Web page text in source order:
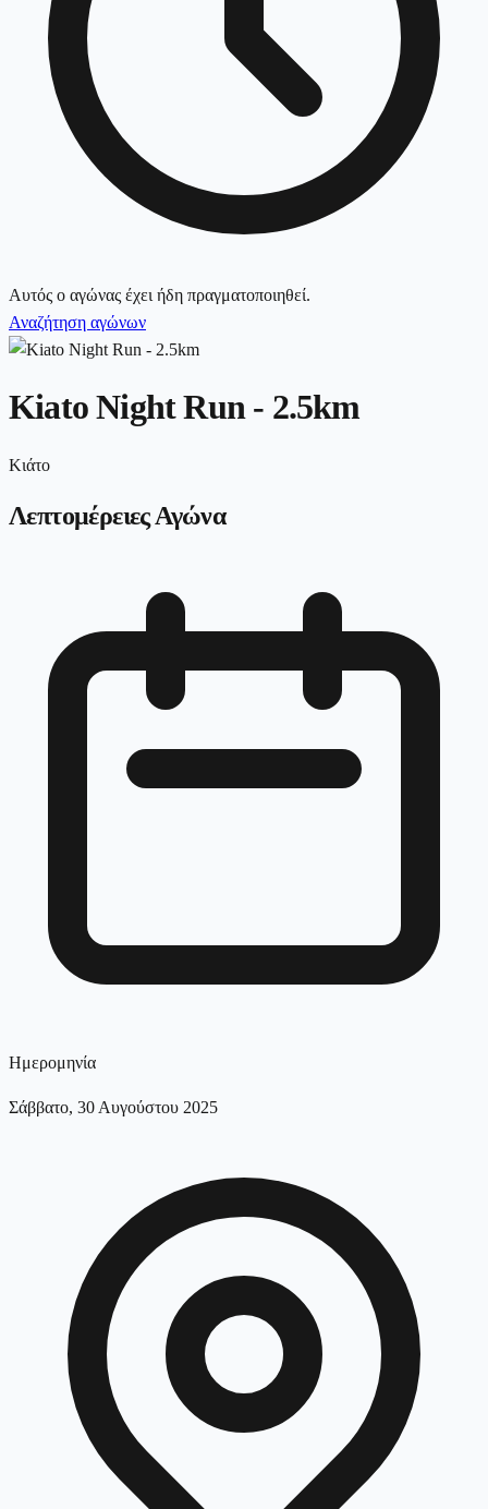
Αυτός ο αγώνας έχει ήδη πραγματοποιηθεί.
Αναζήτηση αγώνων
Kiato Night Run - 2.5km
Κιάτο
Λεπτομέρειες Αγώνα
Ημερομηνία
Σάββατο, 30 Αυγούστου 2025